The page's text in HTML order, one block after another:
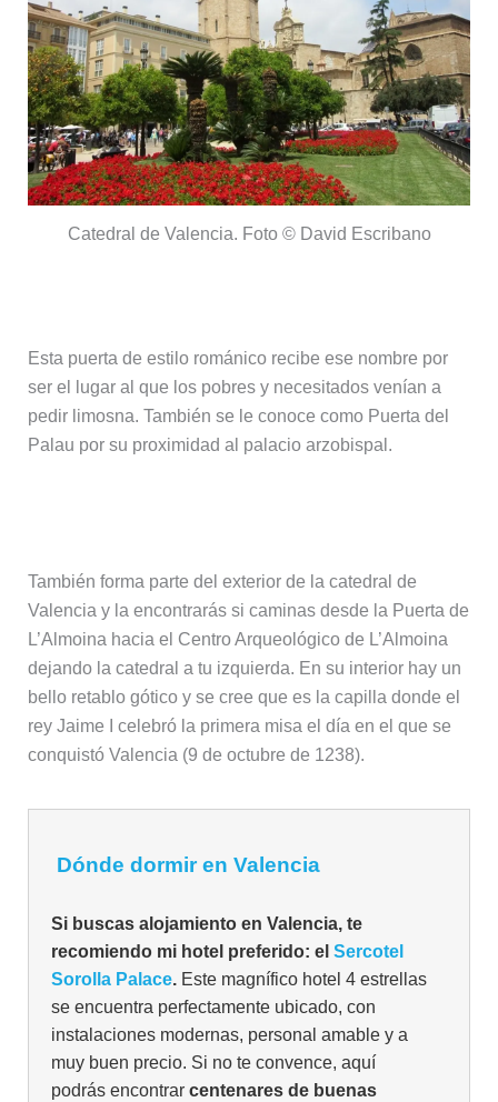
Catedral de Valencia. Foto © David Escribano
Esta puerta de estilo románico recibe ese nombre por
ser el lugar al que los pobres y necesitados venían a
pedir limosna. También se le conoce como Puerta del
Palau por su proximidad al palacio arzobispal.
También forma parte del exterior de la catedral de
Valencia y la encontrarás si caminas desde la Puerta de
L’Almoina hacia el Centro Arqueológico de L’Almoina
dejando la catedral a tu izquierda. En su interior hay un
bello retablo gótico y se cree que es la capilla donde el
rey Jaime I celebró la primera misa el día en el que se
conquistó Valencia (9 de octubre de 1238).
Dónde dormir en Valencia
Si buscas alojamiento en Valencia, te
recomiendo mi hotel preferido: el Sercotel
Sorolla Palace.Este magnífico hotel 4 estrellas
se encuentra perfectamente ubicado, con
instalaciones modernas, personal amable y a
muy buen precio. Si no te convence, aquí
podrás encontrar centenares de buenas